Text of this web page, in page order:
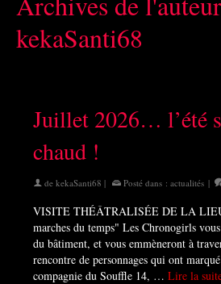
kekaSanti68
Juillet 2026… l’été
chaud !
de kekaSanti68 | Posté dans : actualités |
VISITE THÉÂTRALISÉE DE LA
marches du temps" Les Chronogirls
du bâtiment, et vous emmèneront à
rencontre de personnages qui ont
compagnie du Souffle 14, … Lire la